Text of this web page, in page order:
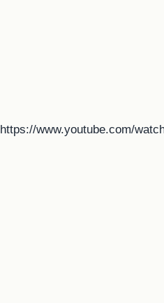
https://www.youtube.com/